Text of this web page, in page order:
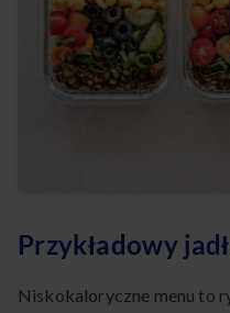
Przykładowy
Niskokaloryczne menu to